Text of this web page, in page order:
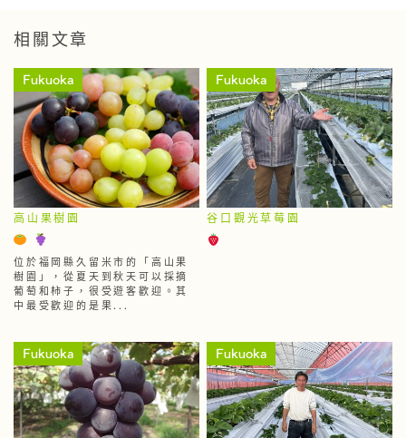
相關文章
Fukuoka
高山果樹園
位於福岡縣久留米市的「高山果
樹園」，從夏天到秋天可以採摘
葡萄和柿子，很受遊客歡迎。其
中最受歡迎的是果...
Fukuoka
谷口觀光草莓園
Fukuoka Fukuoka